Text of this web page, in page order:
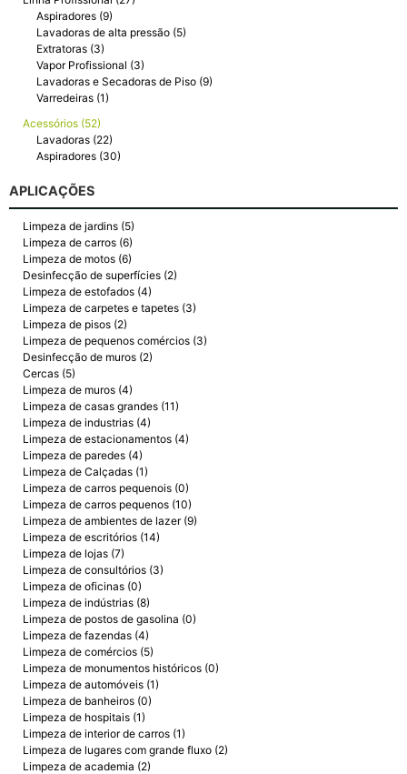
Aspiradores (9)
Lavadoras de alta pressão (5)
Extratoras (3)
Vapor Profissional (3)
Lavadoras e Secadoras de Piso (9)
Varredeiras (1)
Acessórios (52)
Lavadoras (22)
Aspiradores (30)
APLICAÇÕES
Limpeza de jardins (5)
Limpeza de carros (6)
Limpeza de motos (6)
Desinfecção de superfícies (2)
Limpeza de estofados (4)
Limpeza de carpetes e tapetes (3)
Limpeza de pisos (2)
Limpeza de pequenos comércios (3)
Desinfecção de muros (2)
Cercas (5)
Limpeza de muros (4)
Limpeza de casas grandes (11)
Limpeza de industrias (4)
Limpeza de estacionamentos (4)
Limpeza de paredes (4)
Limpeza de Calçadas (1)
Limpeza de carros pequenois (0)
Limpeza de carros pequenos (10)
Limpeza de ambientes de lazer (9)
Limpeza de escritórios (14)
Limpeza de lojas (7)
Limpeza de consultórios (3)
Limpeza de oficinas (0)
Limpeza de indústrias (8)
Limpeza de postos de gasolina (0)
Limpeza de fazendas (4)
Limpeza de comércios (5)
Limpeza de monumentos históricos (0)
Limpeza de automóveis (1)
Limpeza de banheiros (0)
Limpeza de hospitais (1)
Limpeza de interior de carros (1)
Limpeza de lugares com grande fluxo (2)
Limpeza de academia (2)